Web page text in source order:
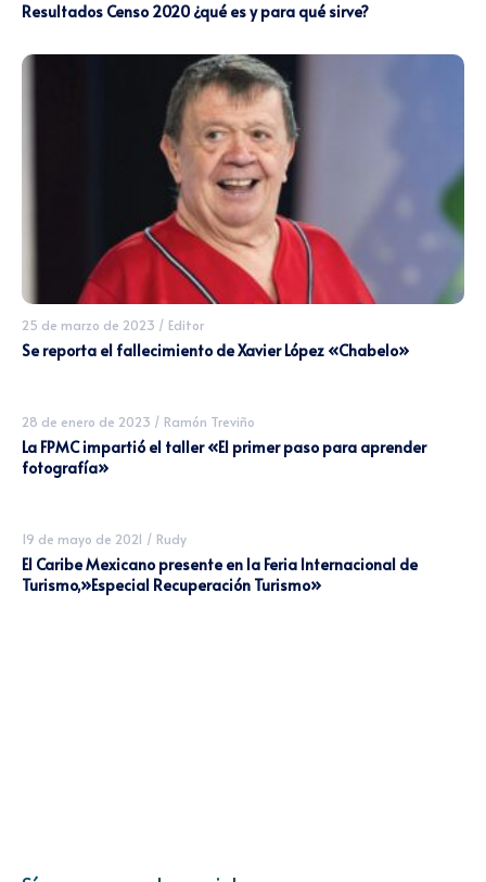
Resultados Censo 2020 ¿qué es y para qué sirve?
25 de marzo de 2023 / Editor
Se reporta el fallecimiento de Xavier López «Chabelo»
28 de enero de 2023 / Ramón Treviño
La FPMC impartió el taller «El primer paso para aprender
fotografía»
19 de mayo de 2021 / Rudy
El Caribe Mexicano presente en la Feria Internacional de
Turismo,»Especial Recuperación Turismo»